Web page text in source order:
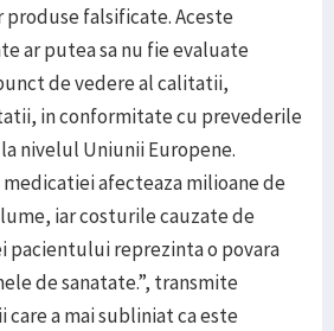
produse falsificate. Aceste
ar putea sa nu fie evaluate
de vedere al calitatii,
in conformitate cu prevederile
nivelul Uniunii Europene.
afecteaza milioane de
iar costurile cauzate de
pacientului reprezinta o povara
de sanatate.”, transmite
a mai subliniat ca este